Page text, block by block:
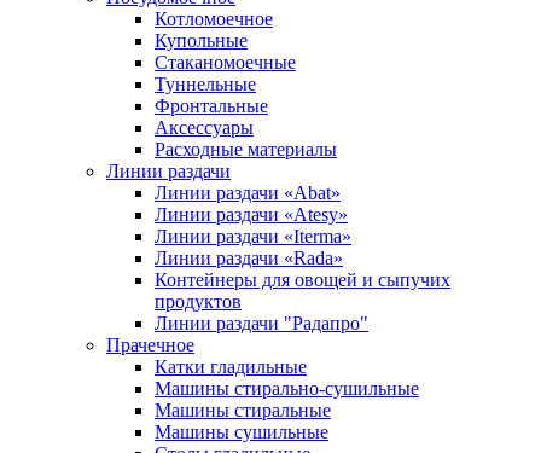
Котломоечное
Купольные
Стаканомоечные
Туннельные
Фронтальные
Аксессуары
Расходные материалы
Линии раздачи
Линии раздачи «Abat»
Линии раздачи «Atesy»
Линии раздачи «Iterma»
Линии раздачи «Rada»
Контейнеры для овощей и сыпучих
продуктов
Линии раздачи "Радапро"
Прачечное
Катки гладильные
Машины стирально-сушильные
Машины стиральные
Машины сушильные